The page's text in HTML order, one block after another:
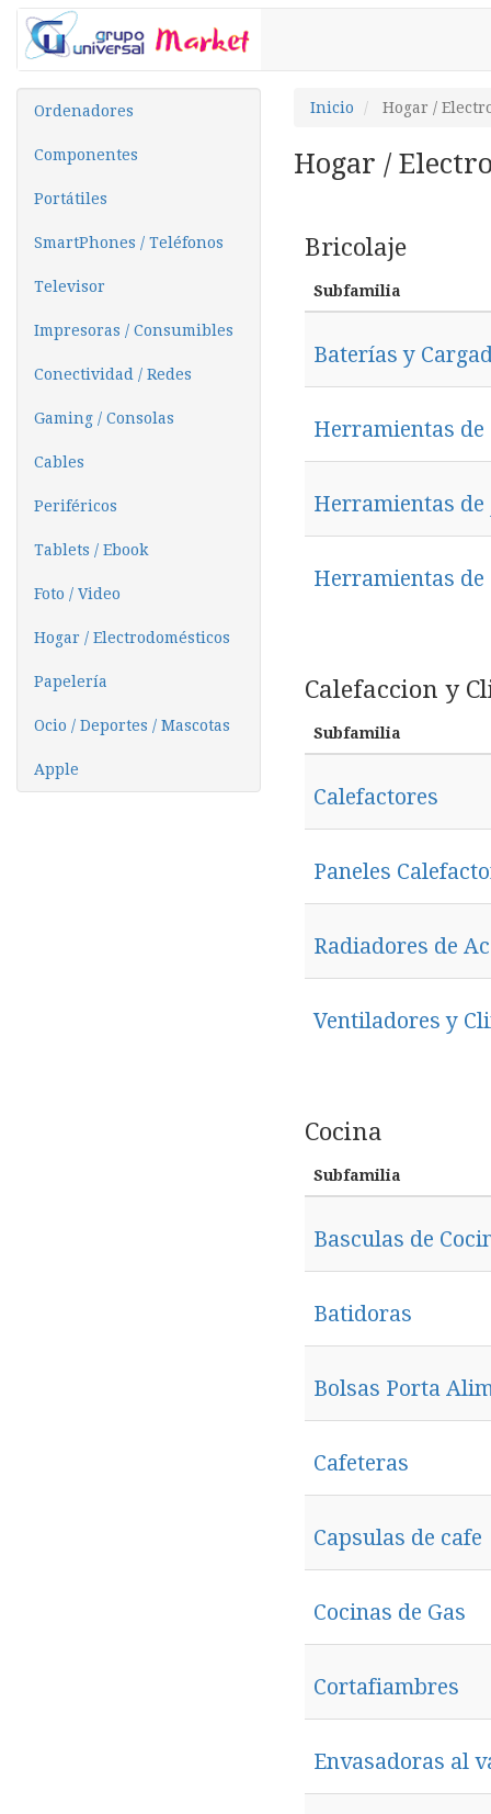
Ordenadores
Componentes
Portátiles
SmartPhones / Teléfonos
Televisor
Impresoras / Consumibles
Conectividad / Redes
Gaming / Consolas
Cables
Periféricos
Tablets / Ebook
Foto / Video
Hogar / Electrodomésticos
Papelería
Ocio / Deportes / Mascotas
Apple
Inicio Hogar /
Hogar /
Bricolaje
Subfamilia
Baterías y
Herramientas de
Herramientas de
Herramientas de
Calefaccion y
Subfamilia
Calefactores
Paneles
Radiadores de
Ventiladores y
Cocina
Subfamilia
Basculas de
Batidoras
Bolsas Porta
Cafeteras
Capsulas de cafe
Cocinas de Gas
Cortafiambres
Envasadoras al